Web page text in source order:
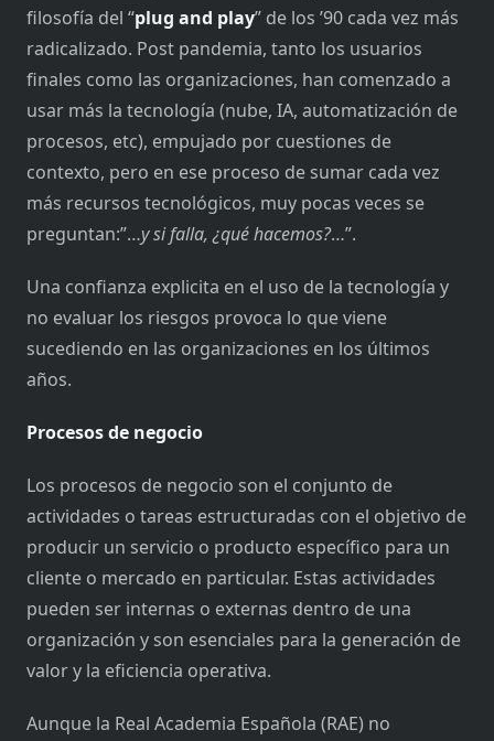
filosofía del “plug and play” de los ’90 cada vez más
radicalizado. Post pandemia, tanto los usuarios
finales como las organizaciones, han comenzado a
usar más la tecnología (nube, IA, automatización de
procesos, etc), empujado por cuestiones de
contexto, pero en ese proceso de sumar cada vez
más recursos tecnológicos, muy pocas veces se
preguntan:”…y si falla, ¿qué hacemos?…”.
Una confianza explicita en el uso de la tecnología y
no evaluar los riesgos provoca lo que viene
sucediendo en las organizaciones en los últimos
años.
Procesos de negocio
Los procesos de negocio son el conjunto de
actividades o tareas estructuradas con el objetivo de
producir un servicio o producto específico para un
cliente o mercado en particular. Estas actividades
pueden ser internas o externas dentro de una
organización y son esenciales para la generación de
valor y la eficiencia operativa.
Aunque la Real Academia Española (RAE) no